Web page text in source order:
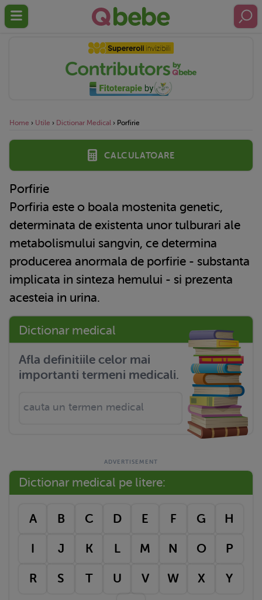
Home › Utile › Dictionar Medical › Porfirie
Calculatoare
Porfirie
Porfiria este o boala mostenita genetic,
determinata de existenta unor tulburari ale
metabolismului sangvin, ce determina
producerea anormala de porfirie - substanta
implicata in sinteza hemului - si prezenta
acesteia in urina.
Dictionar medical
Afla definitiile celor mai
importanti termeni medicali.
Dictionar medical pe litere:
A B C D E F G H
I J K L M N O P
R S T U V W X Y